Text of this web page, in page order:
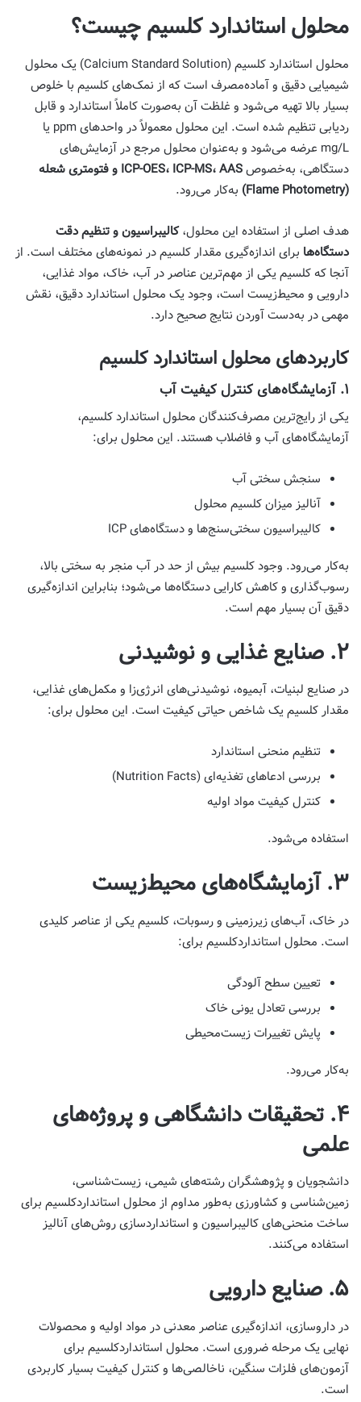
محلول استاندارد کلسیم چیست؟
محلول استاندارد کلسیم (Calcium Standard Solution) یک محلول
شیمیایی دقیق و آماده‌مصرف است که از نمک‌های کلسیم با خلوص
بسیار بالا تهیه می‌شود و غلظت آن به‌صورت کاملاً استاندارد و قابل
ردیابی تنظیم شده است. این محلول معمولاً در واحدهای ppm یا
mg/L عرضه می‌شود و به‌عنوان محلول مرجع در آزمایش‌های
دستگاهی، به‌خصوص
ICP-OES، ICP-MS، AAS و فتومتری شعله
(Flame Photometry)
به‌کار می‌رود.
هدف اصلی از استفاده این محلول،کالیبراسیون و تنظیم دقت
دستگاه‌ها برای اندازه‌گیری مقدار کلسیم در نمونه‌های مختلف است. از
آنجا که کلسیم یکی از مهم‌ترین عناصر در آب، خاک، مواد غذایی،
دارویی و محیط‌زیست است، وجود یک محلول استاندارد دقیق، نقش
مهمی در به‌دست آوردن نتایج صحیح دارد.
کاربردهای محلول استاندارد کلسیم
۱. آزمایشگاه‌های کنترل کیفیت آب
یکی از رایج‌ترین مصرف‌کنندگان محلول استاندارد کلسیم،
آزمایشگاه‌های آب و فاضلاب هستند. این محلول برای:
سنجش سختی آب
آنالیز میزان کلسیم محلول
کالیبراسیون سختی‌سنج‌ها و دستگاه‌های ICP
به‌کار می‌رود. وجود کلسیم بیش از حد در آب منجر به سختی بالا،
رسوب‌گذاری و کاهش کارایی دستگاه‌ها می‌شود؛ بنابراین اندازه‌گیری
دقیق آن بسیار مهم است.
۲. صنایع غذایی و نوشیدنی
در صنایع لبنیات، آبمیوه، نوشیدنی‌های انرژی‌زا و مکمل‌های غذایی،
مقدار کلسیم یک شاخص حیاتی کیفیت است. این محلول برای:
تنظیم منحنی استاندارد
بررسی ادعاهای تغذیه‌ای (Nutrition Facts)
کنترل کیفیت مواد اولیه
استفاده می‌شود.
۳. آزمایشگاه‌های محیط‌زیست
در خاک، آب‌های زیرزمینی و رسوبات، کلسیم یکی از عناصر کلیدی
است. محلول استانداردکلسیم برای:
تعیین سطح آلودگی
بررسی تعادل یونی خاک
پایش تغییرات زیست‌محیطی
به‌کار می‌رود.
۴. تحقیقات دانشگاهی و پروژه‌های
علمی
دانشجویان و پژوهشگران رشته‌های شیمی، زیست‌شناسی،
زمین‌شناسی و کشاورزی به‌طور مداوم از محلول استانداردکلسیم برای
ساخت منحنی‌های کالیبراسیون و استانداردسازی روش‌های آنالیز
استفاده می‌کنند.
۵. صنایع دارویی
در داروسازی، اندازه‌گیری عناصر معدنی در مواد اولیه و محصولات
نهایی یک مرحله ضروری است. محلول استانداردکلسیم برای
آزمون‌های فلزات سنگین، ناخالصی‌ها و کنترل کیفیت بسیار کاربردی
است.